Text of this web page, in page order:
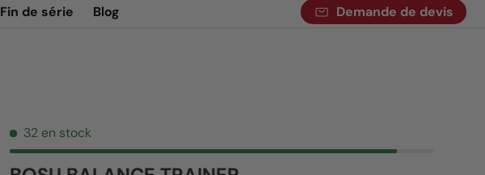
Fin de série Blog Demande de devis
32 en stock